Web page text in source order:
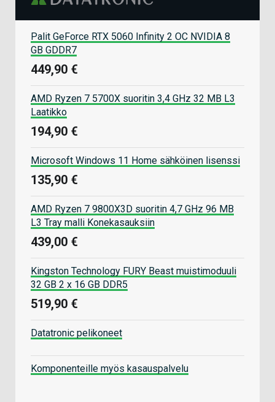
Palit GeForce RTX 5060 Infinity 2 OC NVIDIA 8
GB GDDR7
449,90 €
AMD Ryzen 7 5700X suoritin 3,4 GHz 32 MB L3
Laatikko
194,90 €
Microsoft Windows 11 Home sähköinen lisenssi
135,90 €
AMD Ryzen 7 9800X3D suoritin 4,7 GHz 96 MB
L3 Tray malli Konekasauksiin
439,00 €
Kingston Technology FURY Beast muistimoduuli
32 GB 2 x 16 GB DDR5
519,90 €
Datatronic pelikoneet
Komponenteille myös kasauspalvelu